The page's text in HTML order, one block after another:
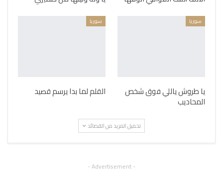
سوريا
يا طروش ياللي فوق شخص
المحاديب
سوريا
القلم لما بدا يرسم قصيد
تحميل المزيد من القصائد
- Advertisement -